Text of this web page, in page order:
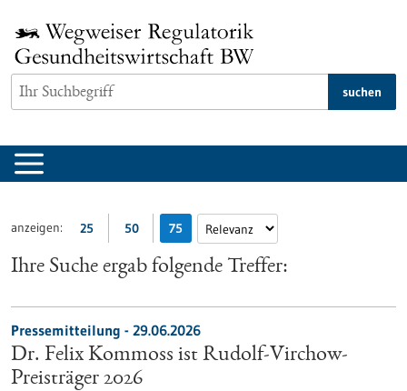
Inhalt
springen
suchen
anzeigen: 25 50 75
Ihre Suche ergab folgende Treffer:
Pressemitteilung - 29.06.2026
Dr. Felix Kommoss ist Rudolf-Virchow-
Preisträger 2026